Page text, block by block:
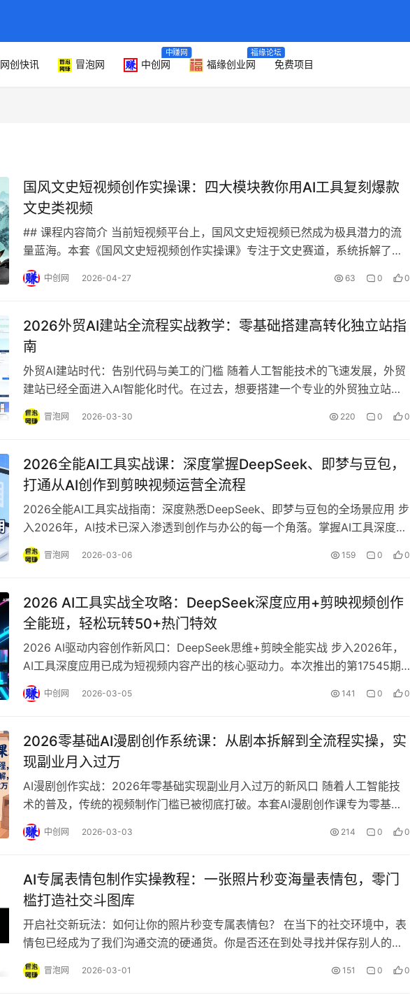
网创快讯 冒泡网 中创网
中赚网
福缘创业网
福缘论坛
免费项目
国风文史短视频创作实操课：四大模块教你用AI工具复刻爆款
文史类视频
## 课程内容简介 当前短视频平台上，国风文史短视频已然成为极具潜力的流
量蓝海。本套《国风文史短视频创作实操课》专注于文史赛道，系统拆解了爆
款短片的底层逻辑，并深度整合了四大核心模…
中创网 2026-04-27 63 0 0
2026外贸AI建站全流程实战教学：零基础搭建高转化独立站指
南
外贸AI建站时代：告别代码与美工的门槛 随着人工智能技术的飞速发展，外贸
建站已经全面进入AI智能化时代。在过去，想要搭建一个专业的外贸独立站，
往往需要精通代码的技术人员和经验丰富的…
冒泡网 2026-03-30 220 0 0
2026全能AI工具实战课：深度掌握DeepSeek、即梦与豆包，
打通从AI创作到剪映视频运营全流程
2026全能AI工具实战指南：深度熟悉DeepSeek、即梦与豆包的全场景应用 步
入2026年，AI技术已深入渗透到创作与办公的每一个角落。掌握AI工具深度应
用已不再是加分项，而是…
冒泡网 2026-03-06 159 0 0
2026 AI工具实战全攻略：DeepSeek深度应用+剪映视频创作
全能班，轻松玩转50+热门特效
2026 AI驱动内容创作新风口：DeepSeek思维+剪映全能实战 步入2026年，
AI工具深度应用已成为短视频内容产出的核心驱动力。本次推出的第17545期
实战课程，旨在为学员…
中创网 2026-03-05 141 0 0
2026零基础AI漫剧创作系统课：从剧本拆解到全流程实操，实
现副业月入过万
AI漫剧创作实战：2026年零基础实现副业月入过万的新风口 随着人工智能技
术的普及，传统的视频制作门槛已被彻底打破。本套AI漫剧创作课专为零基础
学员量身打造，是一套集“理论+实操+…
中创网 2026-03-03 214 0 0
AI专属表情包制作实操教程：一张照片秒变海量表情包，零门
槛打造社交斗图库
开启社交新玩法：如何让你的照片秒变专属表情包？ 在当下的社交环境中，表
情包已经成为了我们沟通交流的硬通货。你是否还在到处寻找并保存别人的表
情包？现在，借助强大的AI技术，只需一张照…
冒泡网 2026-03-01 151 0 0